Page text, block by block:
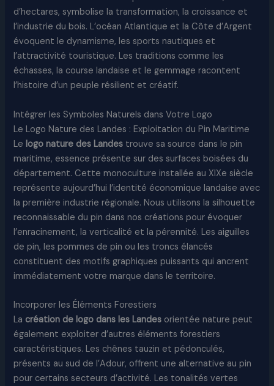
d’hectares, symbolise la transformation, la croissance et
l’industrie du bois. L’océan Atlantique et la Côte d’Argent
évoquent le dynamisme, les sports nautiques et
l’attractivité touristique. Les traditions comme les
échasses, la course landaise et le gemmage racontent
l’histoire d’un peuple résilient et créatif.​
Intégrer les Symboles Naturels dans Votre Logo
Le Logo Nature des Landes : Exploitation du Pin Maritime
Lelogo nature des Landes trouve sa source dans le pin
maritime, essence présente sur des surfaces boisées du
département. Cette monoculture installée au XIXe siècle
représente aujourd’hui l’identité économique landaise avec
la première industrie régionale. Nous utilisons la silhouette
reconnaissable du pin dans nos créations pour évoquer
l’enracinement, la verticalité et la pérennité. Les aiguilles
de pin, les pommes de pin ou les troncs élancés
constituent des motifs graphiques puissants qui ancrent
immédiatement votre marque dans le territoire.​
Incorporer les Éléments Forestiers
La création de logo dans les Landes orientée nature peut
également exploiter d’autres éléments forestiers
caractéristiques. Les chênes tauzin et pédonculés,
présents au sud de l’Adour, offrent une alternative au pin
pour certains secteurs d’activité. Les tonalités vertes